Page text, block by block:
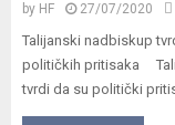
by HF 27/07/2020
Talijanski nadbiskup
političkih pritisaka
tvrdi da su politički